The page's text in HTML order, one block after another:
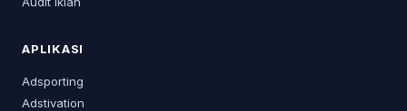
APLIKASI
Adsporting
Adstivation